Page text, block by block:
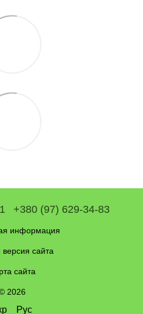
+380 (97) 629-34-83
информация
сайта
сайта
2026
Рус